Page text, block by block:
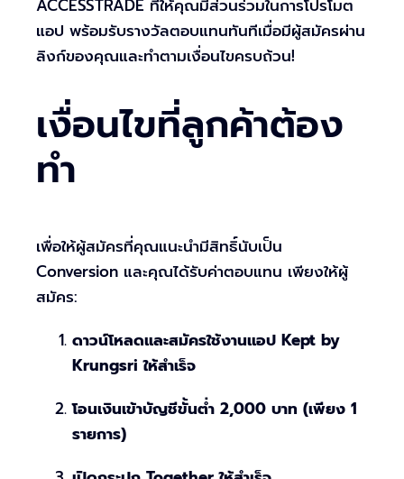
ACCESSTRADE ที่ให้คุณมีส่วนร่วมในการโปรโมต
แอป พร้อมรับรางวัลตอบแทนทันทีเมื่อมีผู้สมัครผ่าน
ลิงก์ของคุณและทำตามเงื่อนไขครบถ้วน!
เงื่อนไขที่ลูกค้าต้อง
ทำ
เพื่อให้ผู้สมัครที่คุณแนะนำมีสิทธิ์นับเป็น
Conversion และคุณได้รับค่าตอบแทน เพียงให้ผู้
สมัคร:
ดาวน์โหลดและสมัครใช้งานแอป Kept by
Krungsri ให้สำเร็จ
โอนเงินเข้าบัญชีขั้นต่ำ 2,000 บาท (เพียง 1
รายการ)